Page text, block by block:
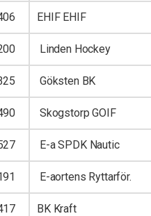
EHIF EHIF
Linden Hockey
Göksten BK
Skogstorp GOIF
E-a SPDK Nautic
E-aortens Ryttarför.
BK Kraft